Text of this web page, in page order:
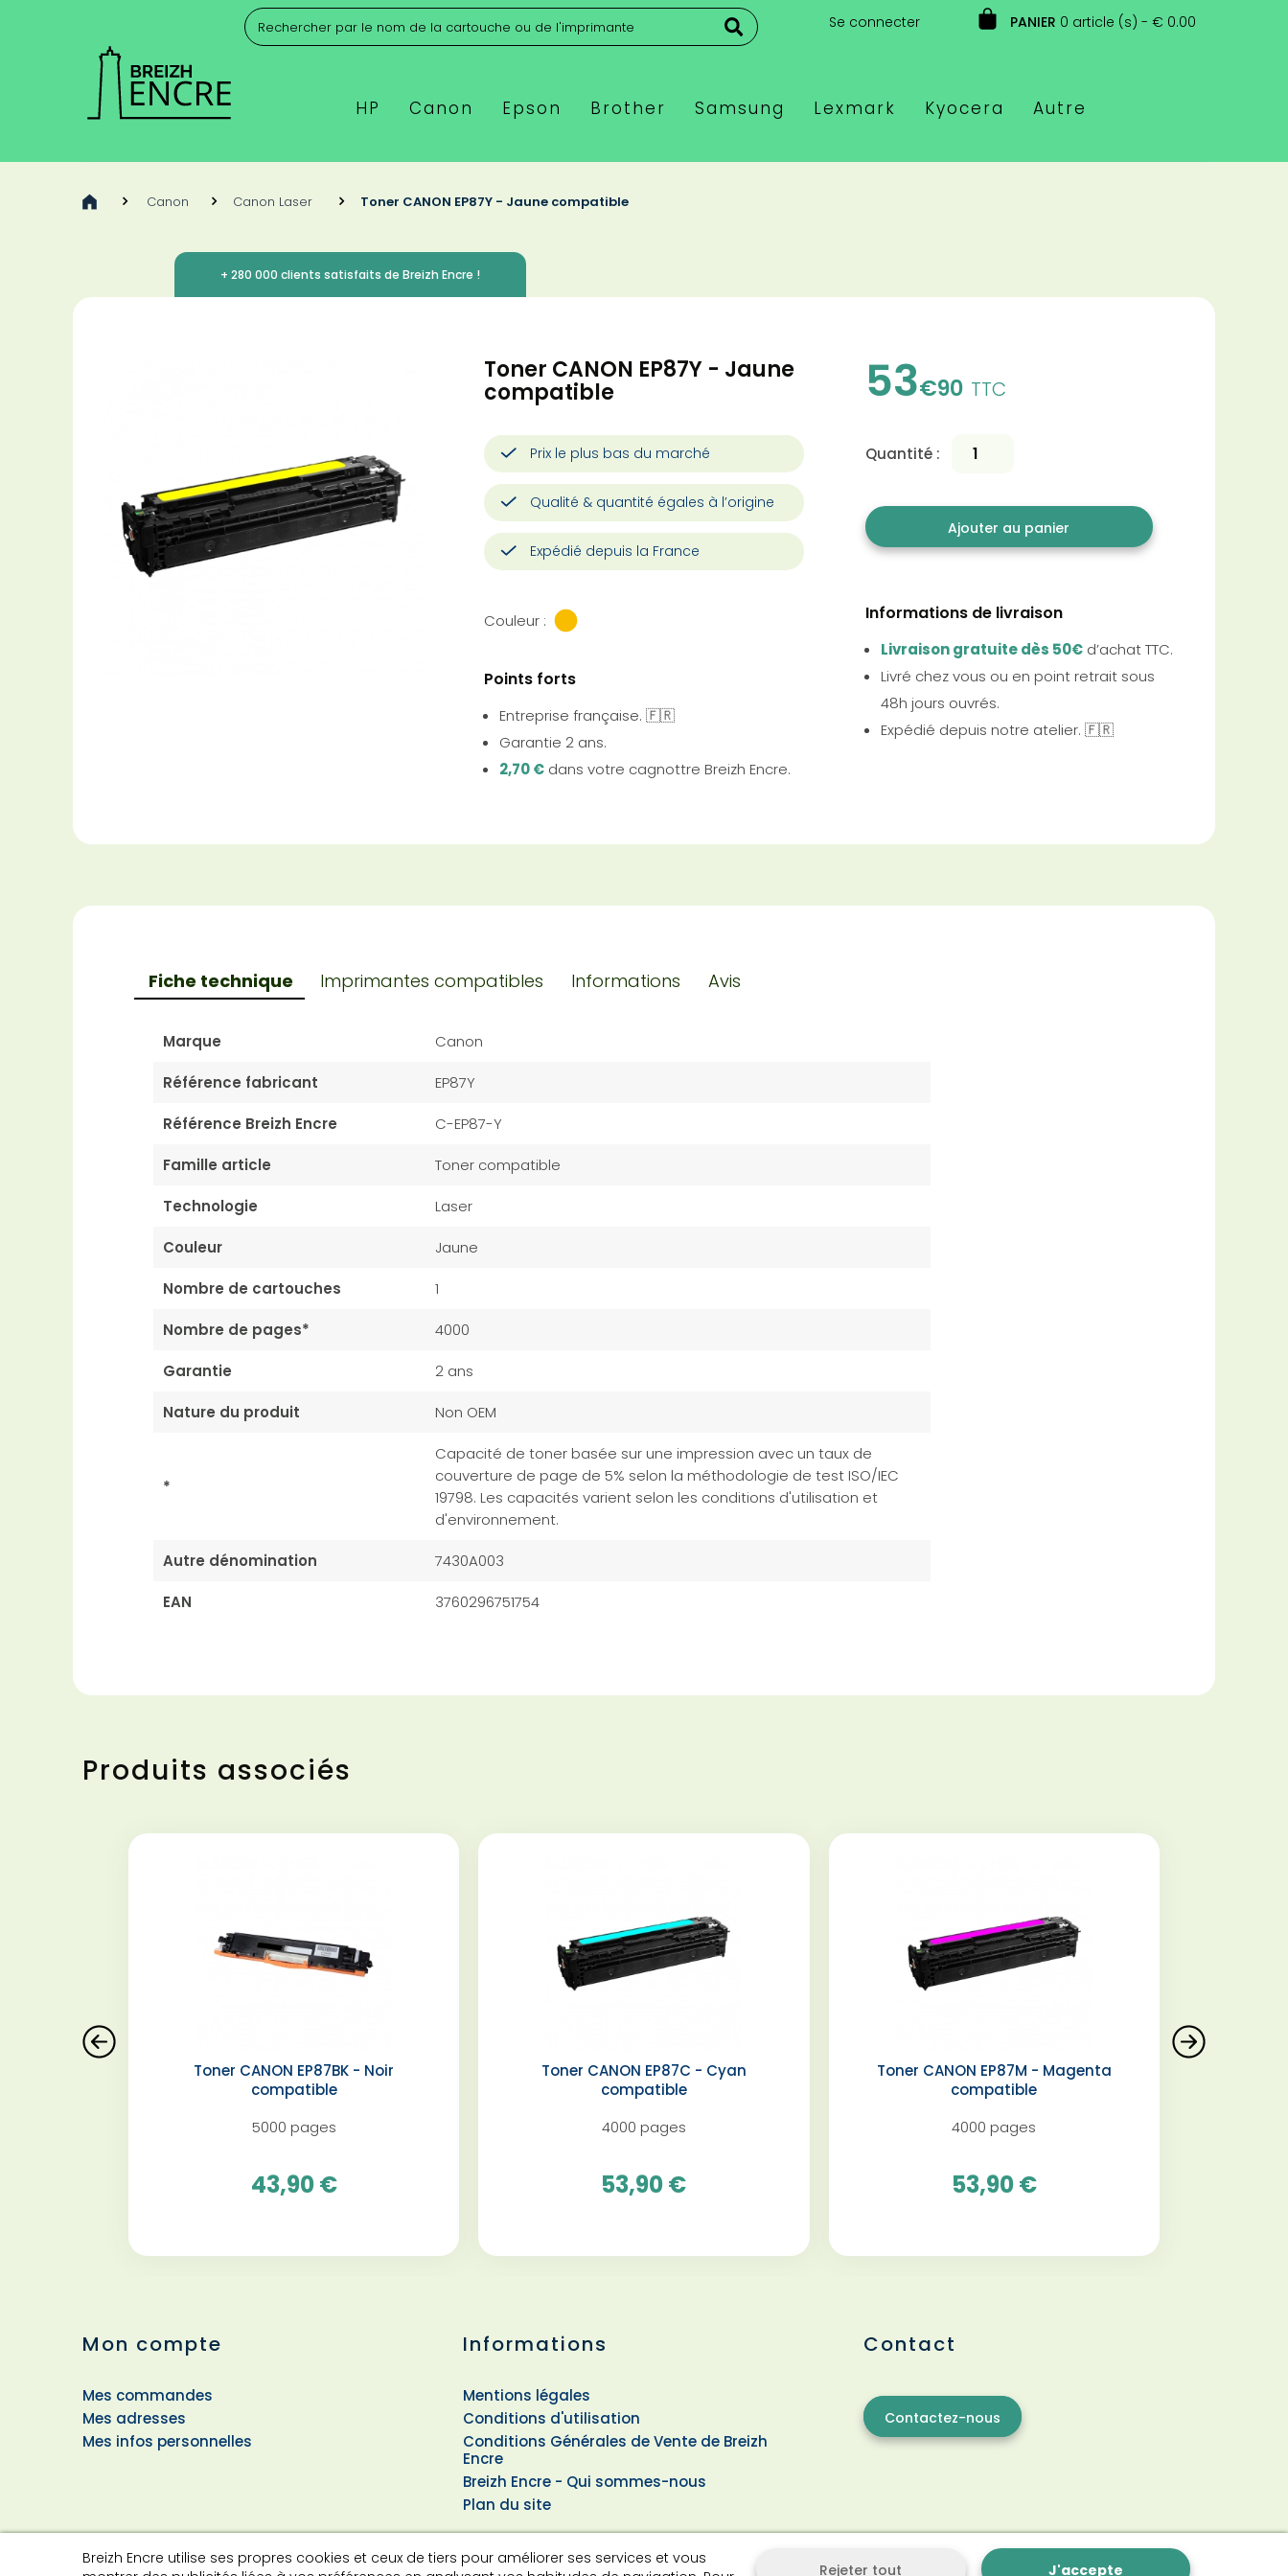
Se connecter PANIER 0 article (s) - € 0.00
Breizh Encre utilise ses propres cookies et ceux de tiers pour améliorer ses services et vous
Rejeter tout J'accepte
HP Canon Epson Brother Samsung Lexmark Kyocera Autre
Canon Canon Laser Toner CANON EP87Y - Jaune compatible
+ 280 000 clients satisfaits de Breizh Encre !
Toner CANON EP87Y - Jaune
compatible
Prix le plus bas du marché
Qualité & quantité égales à l’origine
Expédié depuis la France
Couleur :
Points forts
Entreprise française. 🇫🇷
Garantie 2 ans.
2,70 € dans votre cagnottre Breizh Encre.
53€90 TTC
Quantité :
Ajouter au panier
Informations de livraison
Livraison gratuite dès 50€d’achat TTC.
Livré chez vous ou en point retrait sous
48h jours ouvrés.
Expédié depuis notre atelier. 🇫🇷
Fiche technique Imprimantes compatibles Informations Avis
Marque Canon
Référence fabricant EP87Y
Référence Breizh Encre C-EP87-Y
Famille article Toner compatible
Technologie Laser
Couleur Jaune
Nombre de cartouches 1
Nombre de pages* 4000
Garantie 2 ans
Nature du produit Non OEM
*
Capacité de toner basée sur une impression avec un taux de
couverture de page de 5% selon la méthodologie de test ISO/IEC
19798. Les capacités varient selon les conditions d'utilisation et
d'environnement.
Autre dénomination 7430A003
EAN 3760296751754
Produits associés
Toner CANON EP87BK - Noir
compatible
5000 pages
43,90 €
Toner CANON EP87C - Cyan
compatible
4000 pages
53,90 €
Toner CANON EP87M - Magenta
compatible
4000 pages
53,90 €
Mon compte
Mes commandes
Mes adresses
Mes infos personnelles
Informations
Mentions légales
Conditions d'utilisation
Conditions Générales de Vente de Breizh
Encre
Breizh Encre - Qui sommes-nous
Plan du site
Contact
Contactez-nous